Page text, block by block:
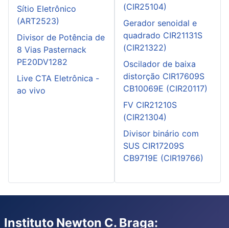
Sítio Eletrônico
(ART2523)
Divisor de Potência de
8 Vias Pasternack
PE20DV1282
Live CTA Eletrônica -
ao vivo
(CIR25104)
Gerador senoidal e
quadrado CIR21131S
(CIR21322)
Oscilador de baixa
distorção CIR17609S
CB10069E (CIR20117)
FV CIR21210S
(CIR21304)
Divisor binário com
SUS CIR17209S
CB9719E (CIR19766)
Instituto Newton C. Braga: